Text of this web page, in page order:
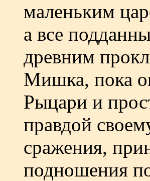
маленьким
а все
древним
Мишка, пока
Рыцари и
правдой
сражения,
подношения